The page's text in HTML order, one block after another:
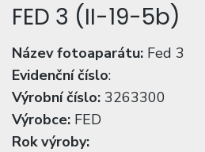
FED 3 (II-19-5b)
Název fotoaparátu: Fed 3
Evidenční číslo:
Výrobní číslo: 3263300
Výrobce: FED
Rok výroby: